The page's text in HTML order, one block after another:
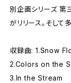
別企画シリーズ 第
がリリース。そして
収録曲: 1.Snow
2.Colors on the
3.In the Stream